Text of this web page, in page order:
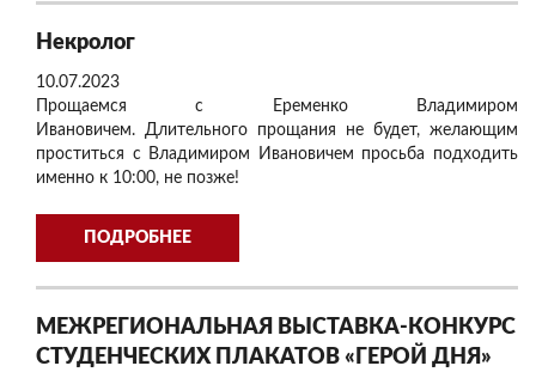
Некролог
10.07.2023
Прощаемся с Еременко Владимиром
Ивановичем. Длительного прощания не будет, желающим
проститься с Владимиром Ивановичем просьба подходить
именно к 10:00, не позже!
ПОДРОБНЕЕ
МЕЖРЕГИОНАЛЬНАЯ ВЫСТАВКА-КОНКУРС
СТУДЕНЧЕСКИХ ПЛАКАТОВ «ГЕРОЙ ДНЯ»